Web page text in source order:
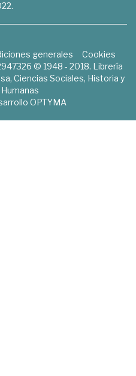
generales
Cookies
© 1948 - 2018. Librería
Ciencias Sociales, Historia y
OPTYMA